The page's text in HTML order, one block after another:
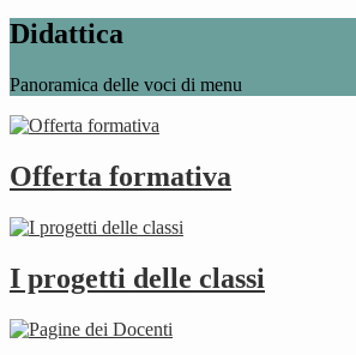
Didattica
Panoramica delle voci di menu
Offerta formativa
I progetti delle classi